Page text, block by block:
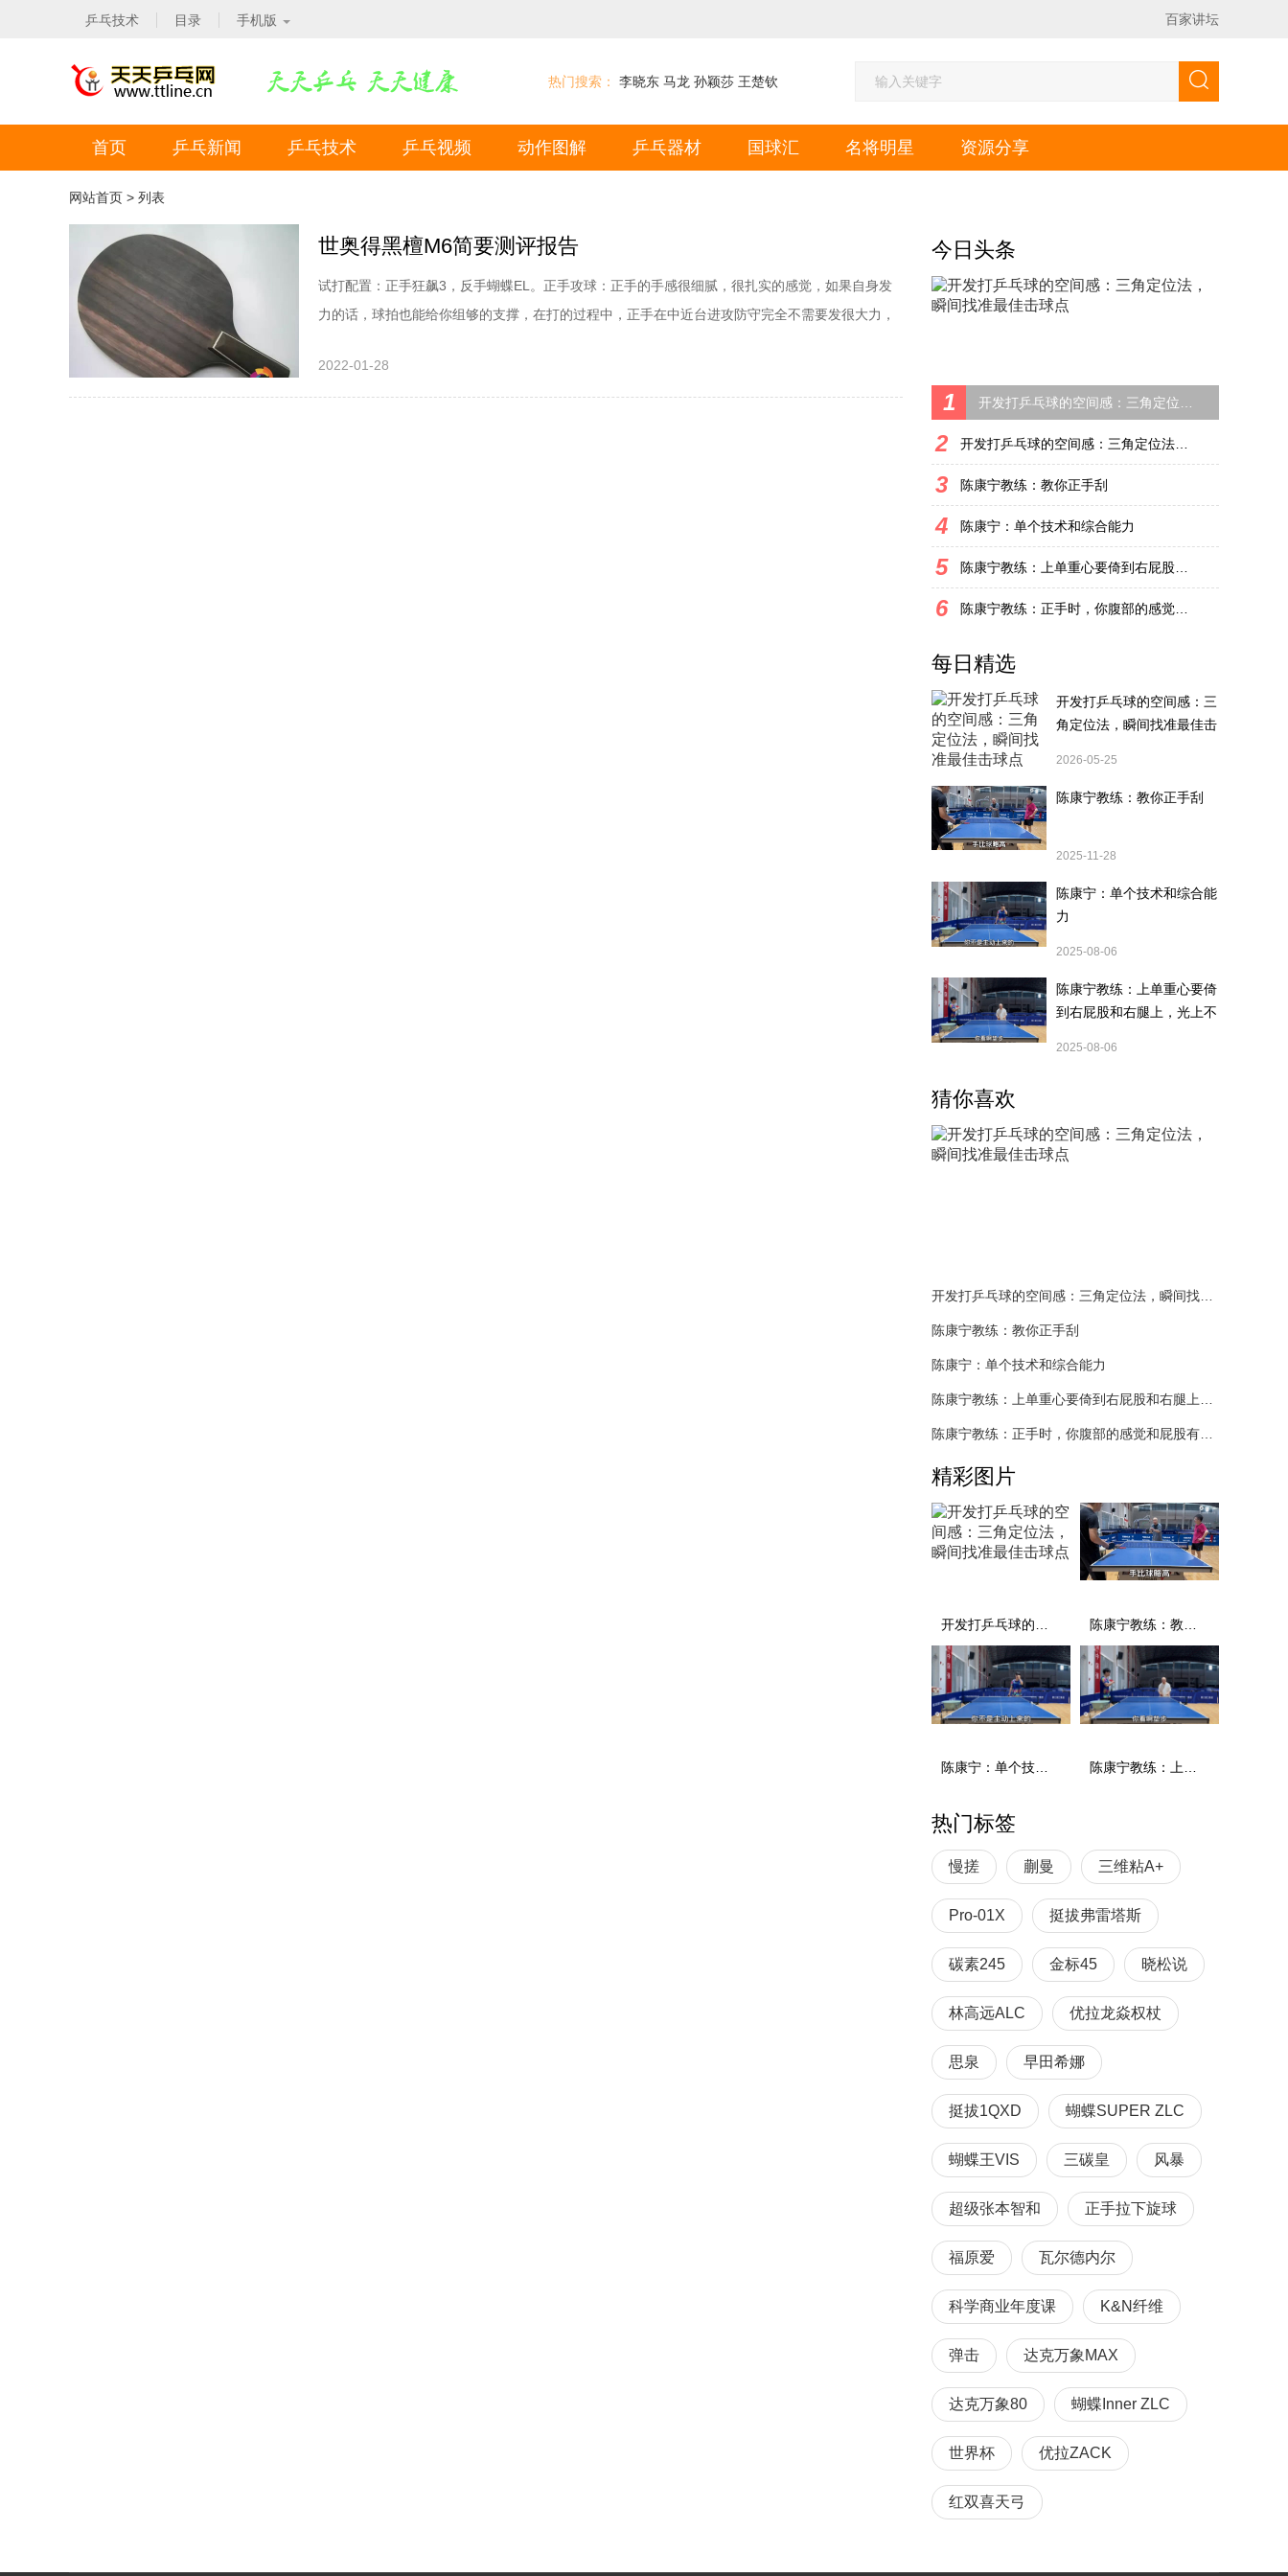
乒乓技术 目录 手机版 百家讲坛
热门搜索： 李晓东 马龙 孙颖莎 王楚钦
首页 乒乓新闻 乒乓技术 乒乓视频 动作图解 乒乓器材 国球汇 名将明星 资源分享
网站首页 > 列表
世奥得黑檀M6简要测评报告
试打配置：正手狂飙3，反手蝴蝶EL。正手攻球：正手的手感很细腻，很扎实的感觉，如果自身发
力的话，球拍也能给你组够的支撑，在打的过程中，正手在中近台进攻防守完全不需要发很大力，
错的，我认为黑檀M6这个拍子的课操作性还是比较高的。反手攻球：由于胶皮的蝴蝶的EL，有点
软，不习惯，需要一直发力，不过还是不错的。发球：也许
2022-01-28
今日头条
1
2
3 陈康宁教练：教你正手刮
4 陈康宁：单个技术和综合能力
5
6
每日精选
开发打乒乓球的空间感：三
角定位法，瞬间找准最佳击
2026-05-25
陈康宁教练：教你正手刮
2025-11-28
陈康宁：单个技术和综合能
力
2025-08-06
陈康宁教练：上单重心要倚
到右屁股和右腿上，光上不
2025-08-06
猜你喜欢
陈康宁教练：教你正手刮
陈康宁：单个技术和综合能力
精彩图片
热门标签
慢搓 蒯曼 三维粘A+
Pro-01X 挺拔弗雷塔斯
碳素245 金标45 晓松说
林高远ALC 优拉龙焱权杖
思泉 早田希娜
挺拔1QXD 蝴蝶SUPER ZLC
蝴蝶王VIS 三碳皇 风暴
超级张本智和 正手拉下旋球
福原爱 瓦尔德内尔
科学商业年度课 K&N纤维
弹击 达克万象MAX
达克万象80 蝴蝶Inner ZLC
世界杯 优拉ZACK
红双喜天弓